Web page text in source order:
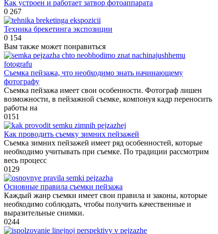
Как устроен и работает затвор фотоаппарата
0 267
Техника брекетинга экспозиции
0 154
Вам также может понравиться
Съемка пейзажа, что необходимо знать начинающему
фотографу
Съемка пейзажа имеет свои особенности. Фотограф лишен
возможности, в пейзажной съемке, компонуя кадр переносить
работы на
0151
Как проводить съемку зимних пейзажей
Съемка зимних пейзажей имеет ряд особенностей, которые
необходимо учитывать при съемке. По традиции рассмотрим
весь процесс
0129
Основные правила съемки пейзажа
Каждый жанр съемки имеет свои правила и законы, которые
необходимо соблюдать, чтобы получить качественные и
выразительные снимки.
0244